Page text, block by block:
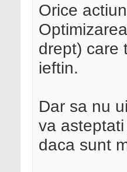
Orice
drept) care
ieftin.
Dar sa nu
va
daca sunt